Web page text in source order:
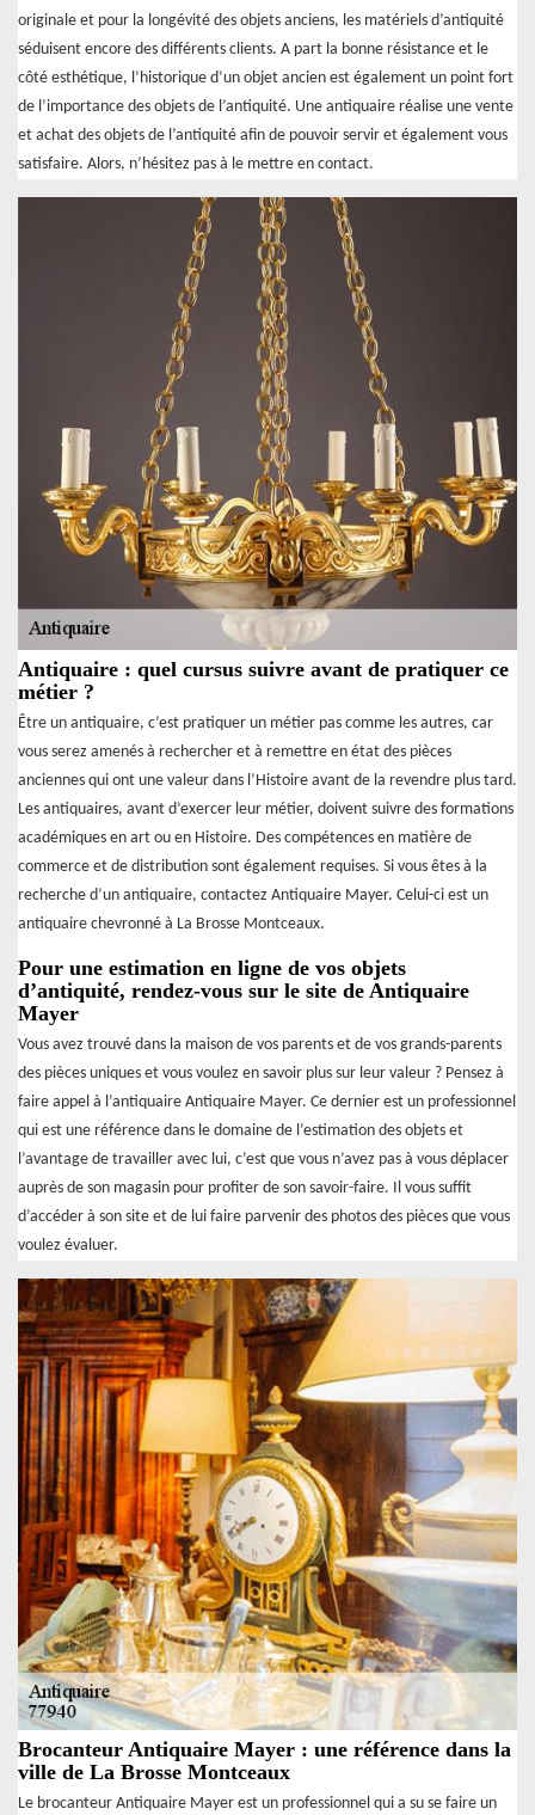
originale et pour la longévité des objets anciens, les matériels d’antiquité
séduisent encore des différents clients. A part la bonne résistance et le
côté esthétique, l’historique d’un objet ancien est également un point fort
de l’importance des objets de l’antiquité. Une antiquaire réalise une vente
et achat des objets de l’antiquité afin de pouvoir servir et également vous
satisfaire. Alors, n’hésitez pas à le mettre en contact.
Antiquaire : quel cursus suivre avant de pratiquer ce
métier ?
Être un antiquaire, c’est pratiquer un métier pas comme les autres, car
vous serez amenés à rechercher et à remettre en état des pièces
anciennes qui ont une valeur dans l’Histoire avant de la revendre plus tard.
Les antiquaires, avant d’exercer leur métier, doivent suivre des formations
académiques en art ou en Histoire. Des compétences en matière de
commerce et de distribution sont également requises. Si vous êtes à la
recherche d’un antiquaire, contactez Antiquaire Mayer. Celui-ci est un
antiquaire chevronné à La Brosse Montceaux.
Pour une estimation en ligne de vos objets
d’antiquité, rendez-vous sur le site de Antiquaire
Mayer
Vous avez trouvé dans la maison de vos parents et de vos grands-parents
des pièces uniques et vous voulez en savoir plus sur leur valeur ? Pensez à
faire appel à l’antiquaire Antiquaire Mayer. Ce dernier est un professionnel
qui est une référence dans le domaine de l’estimation des objets et
l’avantage de travailler avec lui, c’est que vous n’avez pas à vous déplacer
auprès de son magasin pour profiter de son savoir-faire. Il vous suffit
d’accéder à son site et de lui faire parvenir des photos des pièces que vous
voulez évaluer.
Brocanteur Antiquaire Mayer : une référence dans la
ville de La Brosse Montceaux
Le brocanteur Antiquaire Mayer est un professionnel qui a su se faire un